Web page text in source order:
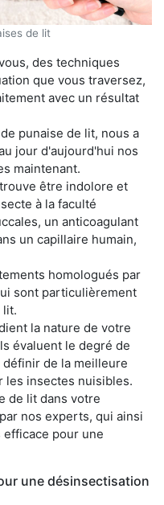
de lit
des techniques
que vous traversez,
avec un résultat
punaise de lit, nous a
jour d'aujourd'hui nos
maintenant.
être indolore et
à la faculté
un anticoagulant
un capillaire humain,
homologués par
sont particulièrement
lit.
la nature de votre
évaluent le degré de
de la meilleure
les insectes nuisibles.
de lit dans votre
nos experts, qui ainsi
pour une
une désinsectisation